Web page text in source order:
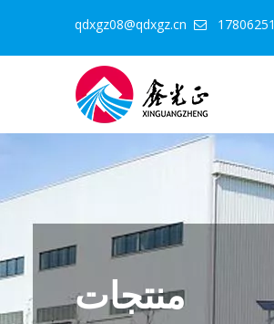

qdxgz08@qdxgz.cn
منتجات